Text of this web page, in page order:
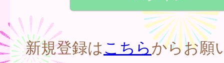
新規登録はこちらからお願